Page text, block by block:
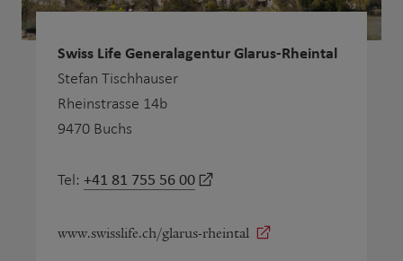
Swiss Life Generalagentur Glarus-Rheintal
Stefan Tischhauser
Rheinstrasse 14b
9470 Buchs
Tel: +41 81 755 56 00
www.swisslife.ch/glarus-rheintal